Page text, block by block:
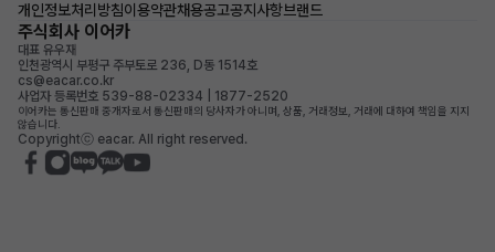
개인정보처리방침이용약관채용공고공지사항브랜드
주식회사 이어카
대표 유우재
인천광역시 부평구 주부토로 236, D동 1514호
cs@eacar.co.kr
사업자 등록번호 539-88-02334 | 1877-2520
이어카는 통신판매 중개자로서 통신판매의 당사자가 아니며, 상품, 거래정보, 거래에 대하여 책임을 지지
않습니다.
Copyrightⓒ eacar. All right reserved.